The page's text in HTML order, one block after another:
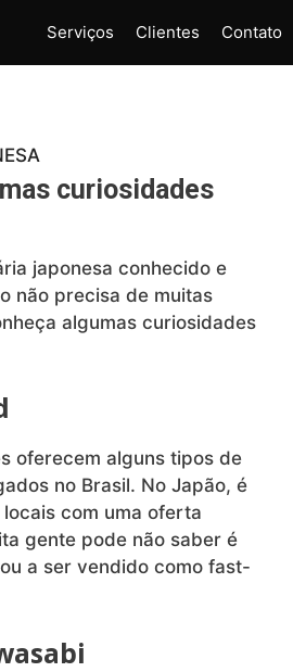
Serviços Clientes Contato
curiosidades
japonesa conhecido e
não precisa de muitas
algumas curiosidades
oferecem alguns tipos de
no Brasil. No Japão, é
com uma oferta
gente pode não saber é
a ser vendido como fast-